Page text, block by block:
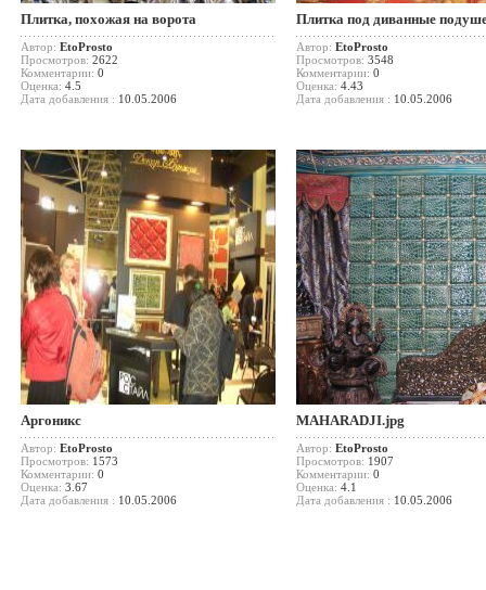
Плитка, похожая на ворота
Автор: EtoProsto
Просмотров: 2622
Комментарии: 0
Оценка: 4.5
Дата добавления : 10.05.2006
Плитка под диванные
Автор: EtoProsto
Просмотров: 3548
Комментарии: 0
Оценка: 4.43
Дата добавления : 10.05.2006
Аргоникс
Автор: EtoProsto
Просмотров: 1573
Комментарии: 0
Оценка: 3.67
Дата добавления : 10.05.2006
MAHARADJI.jpg
Автор: EtoProsto
Просмотров: 1907
Комментарии: 0
Оценка: 4.1
Дата добавления : 10.05.2006